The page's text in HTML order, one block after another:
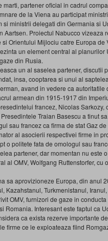
marti, partener oficial in cadrul
de la Viena au participat
si ministrii delegati din Germania si
Aartsen. Proiectul Nabucco vizeaza
Orientului Mijlociu catre Europa de
un element central al
din Rusia.
un al saselea partener, discutii
insa, cooptarea si unui al
avand in vedere ca
armean din 1915-1917 din
francez, Nicolas Sarkozy,
Traian Basescu a tinut
sau francez ca firma de stat Gaz
al asocierii respectivei firme in
o politete fata de omologul sau
partener, dar momentan nu este
al OMV, Wolfgang Ruttenstorfer, cu
sa aprovizioneze Europa, din anul
Kazahstanul, Turkmenistanul,
OMV, furnizori de gaze in
Romania. Interesant este faptul ca
ca exista rezerve importante
firme ce le exploateaza fiind